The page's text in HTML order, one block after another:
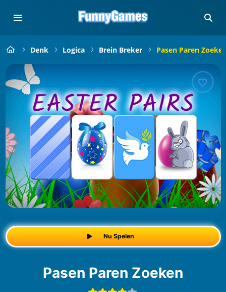
Denk Logica Brein Breker Pasen Paren
Nu Spelen
Pasen Paren Zoeken